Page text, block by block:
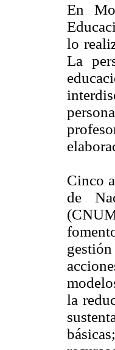
En
lo
La
Cinco
de
la